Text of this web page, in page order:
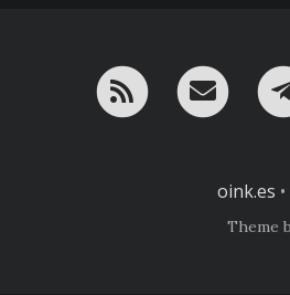
RSS
oink.es •
Theme